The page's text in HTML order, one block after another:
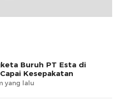
Buruh PT Esta di
Kesepakatan
yang lalu